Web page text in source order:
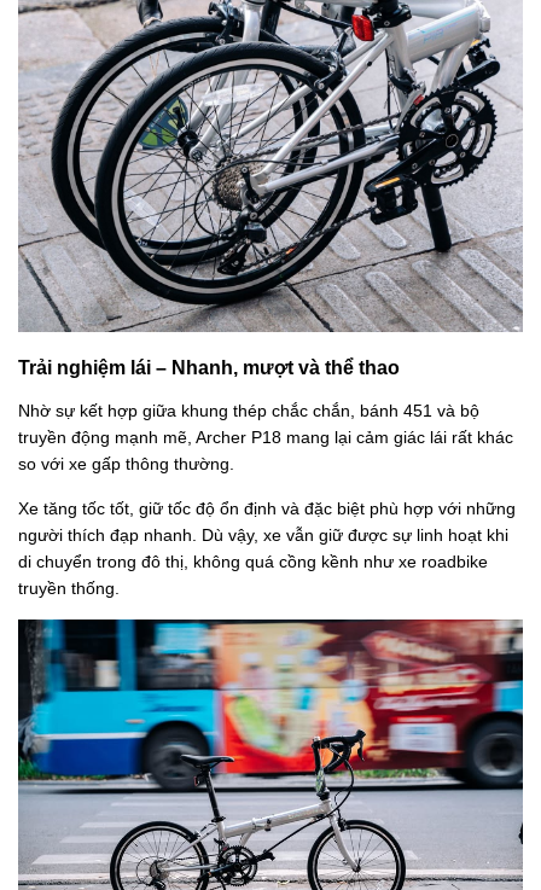
Trải nghiệm lái – Nhanh, mượt và thể thao
Nhờ sự kết hợp giữa khung thép chắc chắn, bánh 451 và bộ
truyền động mạnh mẽ, Archer P18 mang lại cảm giác lái rất khác
so với xe gấp thông thường.
Xe tăng tốc tốt, giữ tốc độ ổn định và đặc biệt phù hợp với những
người thích đạp nhanh. Dù vậy, xe vẫn giữ được sự linh hoạt khi
di chuyển trong đô thị, không quá cồng kềnh như xe roadbike
truyền thống.